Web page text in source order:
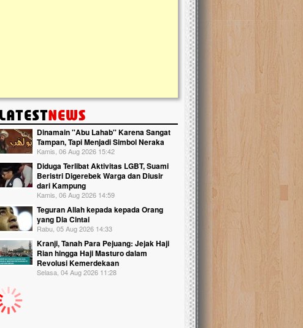
Dinamain ''Abu Lahab'' Karena Sangat
Tampan, Tapi Menjadi Simbol Neraka
Kamis, 06 Aug 2026 15:42
Diduga Terlibat Aktivitas LGBT, Suami
Beristri Digerebek Warga dan Diusir
dari Kampung
Kamis, 06 Aug 2026 14:59
Teguran Allah kepada kepada Orang
yang Dia Cintai
Rabu, 05 Aug 2026 14:33
Kranji, Tanah Para Pejuang: Jejak Haji
Rian hingga Haji Masturo dalam
Revolusi Kemerdekaan
Selasa, 04 Aug 2026 11:28